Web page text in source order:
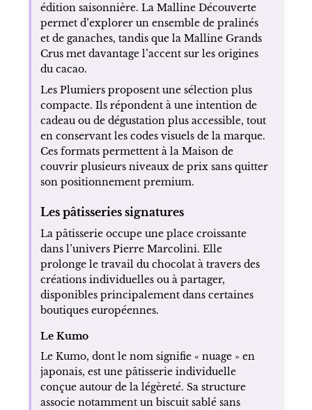
édition saisonnière. La Malline Découverte
permet d’explorer un ensemble de pralinés
et de ganaches, tandis que la Malline Grands
Crus met davantage l’accent sur les origines
du cacao.
Les Plumiers proposent une sélection plus
compacte. Ils répondent à une intention de
cadeau ou de dégustation plus accessible, tout
en conservant les codes visuels de la marque.
Ces formats permettent à la Maison de
couvrir plusieurs niveaux de prix sans quitter
son positionnement premium.
Les pâtisseries signatures
La pâtisserie occupe une place croissante
dans l’univers Pierre Marcolini. Elle
prolonge le travail du chocolat à travers des
créations individuelles ou à partager,
disponibles principalement dans certaines
boutiques européennes.
Le Kumo
Le Kumo, dont le nom signifie « nuage » en
japonais, est une pâtisserie individuelle
conçue autour de la légèreté. Sa structure
associe notamment un biscuit sablé sans